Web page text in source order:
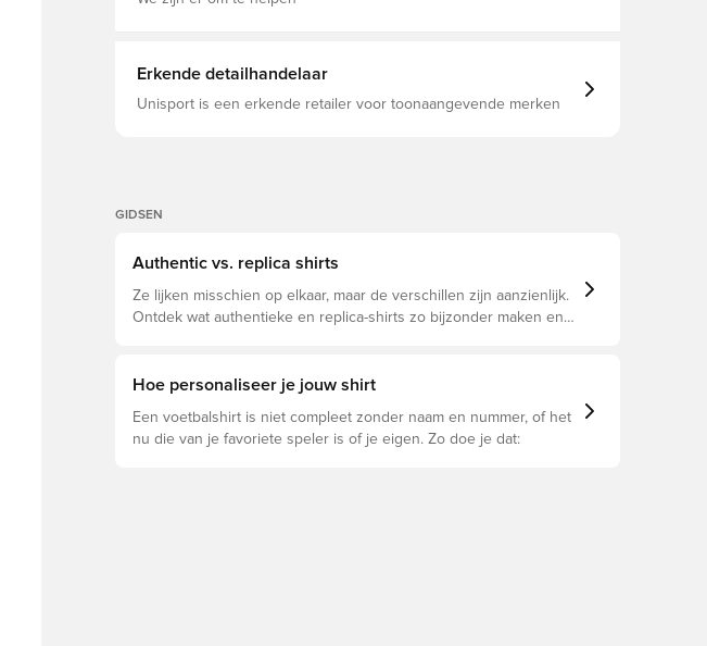
Erkende detailhandelaar
Unisport is een erkende retailer voor toonaangevende merken
GIDSEN
Authentic vs. replica shirts
Ze lijken misschien op elkaar, maar de verschillen zijn aanzienlijk.
Ontdek wat authentieke en replica-shirts zo bijzonder maken en
Hoe personaliseer je jouw shirt
Een voetbalshirt is niet compleet zonder naam en nummer, of het
nu die van je favoriete speler is of je eigen. Zo doe je dat: